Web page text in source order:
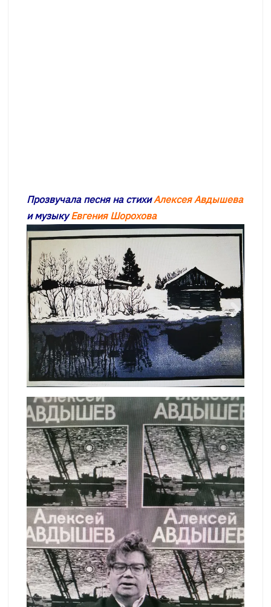
Прозвучала песня на стихиАлексея Авдышева
и музыкуЕвгения Шорохова